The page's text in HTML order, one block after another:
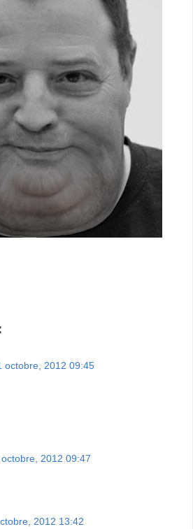
octobre, 2012 09:45
octobre, 2012 09:47
2012 13:42